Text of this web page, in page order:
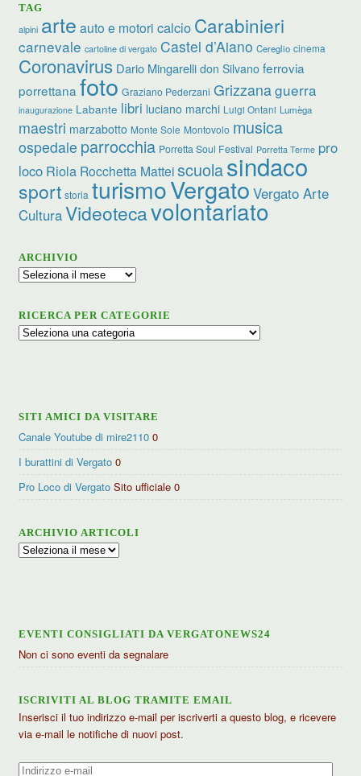
TAG
alpini arte auto e motori calcio Carabinieri
carnevale cartoline di vergato Castel d’Aiano Cereglio cinema
Coronavirus Dario Mingarelli don Silvano ferrovia
porrettana foto Graziano Pederzani Grizzanaguerra
inaugurazione Labante libri luciano marchi Luigi Ontani Lumèga
maestri marzabotto Monte Sole Montovolo musica
ospedale parrocchia Porretta Soul Festival Porretta Terme pro
loco Riola Rocchetta Matteiscuolasindaco
sport storia turismoVergato Vergato Arte
CulturaVideotecavolontariato
ARCHIVIO
Archivio
RICERCA PER CATEGORIE
Ricerca
SITI AMICI DA VISITARE
Canale Youtube di mire2110 0
I burattini di Vergato 0
Pro Loco di Vergato Sito ufficiale 0
ARCHIVIO ARTICOLI
Archivio
EVENTI CONSIGLIATI DA VERGATONEWS24
Non ci sono eventi da segnalare
ISCRIVITI AL BLOG TRAMITE EMAIL
Inserisci il tuo indirizzo e-mail per iscriverti a questo blog, e ricevere
via e-mail le notifiche di nuovi post.
Indirizzo